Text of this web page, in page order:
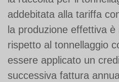
addebitata alla tariffa
la produzione effettiva
rispetto al tonnellaggio
essere applicato un
successiva fattura